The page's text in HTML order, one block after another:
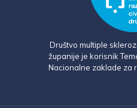
Društvo multiple
županije je korisnik
Nacionalne zaklade za